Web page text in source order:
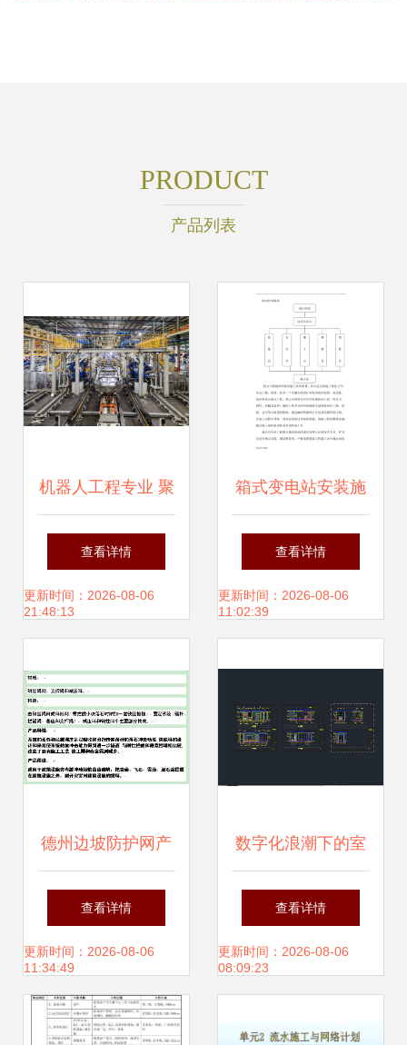
PRODUCT
产品列表
机器人工程专业 聚
焦核心，多元关
联，探索网络工程
查看详情
更新时间：2026-08-06
21:48:13
箱式变电站安装施
工组织设计与网络
工程综合实施策略
查看详情
更新时间：2026-08-06
11:02:39
德州边坡防护网产
品施工与网络工程
设计施工的综合注
意事项
查看详情
更新时间：2026-08-06
11:34:49
数字化浪潮下的室
内与网络工程 从设
计到施工的全流程
查看详情
更新时间：2026-08-06
08:09:23